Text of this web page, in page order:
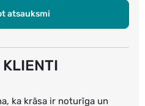
atsauksmi
KLIENTI
ka krāsa ir noturīga un